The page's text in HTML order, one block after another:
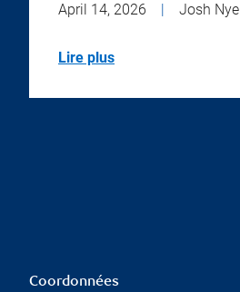
April 14, 2026 Josh Nye
Lire plus
Coordonnées